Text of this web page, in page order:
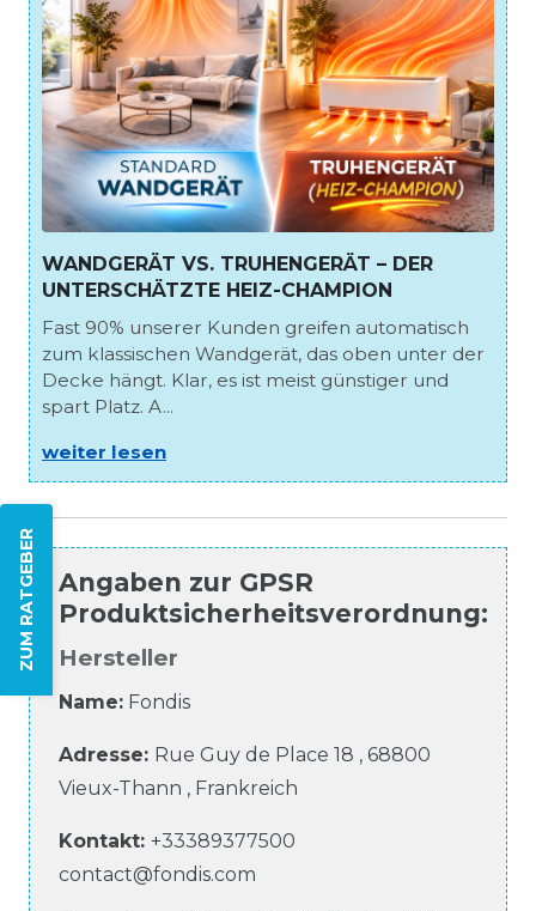
ZUM RATGEBER
WANDGERÄT VS. TRUHENGERÄT – DER
UNTERSCHÄTZTE HEIZ-CHAMPION
Fast 90% unserer Kunden greifen automatisch
zum klassischen Wandgerät, das oben unter der
Decke hängt. Klar, es ist meist günstiger und
spart Platz. A...
weiter lesen
Angaben zur GPSR
Produktsicherheitsverordnung:
Hersteller
Name: Fondis
Adresse: Rue Guy de Place 18 , 68800
Vieux-Thann , Frankreich
Kontakt: +33389377500
contact@fondis.com